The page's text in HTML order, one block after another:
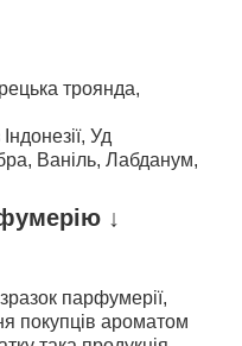
троянда,
Уд
Ваніль, Лабданум,
↓
парфумерії,
покупців ароматом